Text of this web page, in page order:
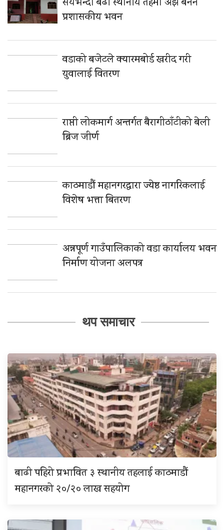
प्रशासकीय भवन
वडाको बजेटले क्यारमबोर्ड खरीद गरी
युवालाई वितरण
राप्ती लोकमार्ग अन्तर्गत बैरागीठाँटीको बेली
ब्रिज जीर्ण
काठमाडौं महानगरद्वारा ज्येष्ठ नागरिकलाई
विशेष भत्ता बितरण
अन्नपूर्ण गाउँपालिकाको वडा कार्यालय भवन
निर्माण योजना अलपत्र
थप समाचार
बाढी पहिरो प्रभावित ३ स्थानीय तहलाई काठमाडौं
महानगरको २०/२० लाख सहयोग